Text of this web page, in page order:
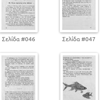
Σελίδα #046 Σελίδα #047